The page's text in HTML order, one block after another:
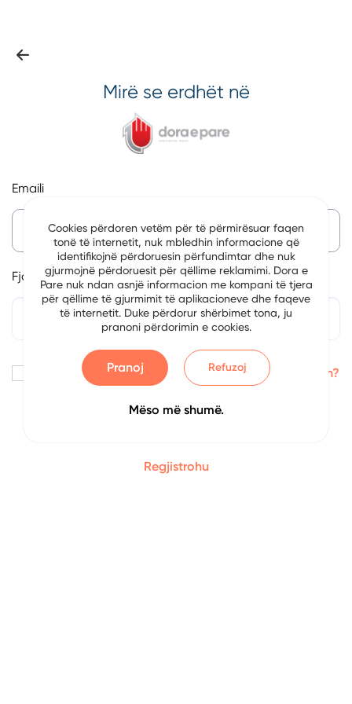
Mirë se erdhët në
Emaili
Fjalëkalim
Me kujto Keni harruar fjalëkalimin?
Regjistrohu
Cookies përdoren vetëm për të përmirësuar faqen
tonë të internetit, nuk mbledhin informacione që
identifikojnë përdoruesin përfundimtar dhe nuk
gjurmojnë përdoruesit për qëllime reklamimi. Dora e
Pare nuk ndan asnjë informacion me kompani të tjera
për qëllime të gjurmimit të aplikacioneve dhe faqeve
të internetit. Duke përdorur shërbimet tona, ju
pranoni përdorimin e cookies.
Pranoj Refuzoj
Mëso më shumë.